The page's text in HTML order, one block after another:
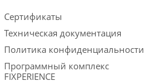
Сертификаты
Техническая документация
Политика конфиденциальности
Программный комплекс
FIXPERIENCE